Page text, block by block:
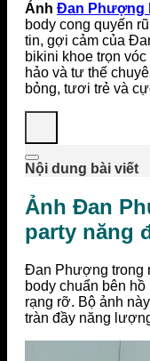
Ảnh Đan Phượng
body cong quyến
tin, gợi cảm của
bikini khoe trọn
hảo và tư thế
bỏng, tươi trẻ và
Nội dung bài viết
Ảnh Đan
party năng
Đan Phượng trong
body chuẩn bên
rạng rỡ. Bộ ảnh
tràn đầy năng